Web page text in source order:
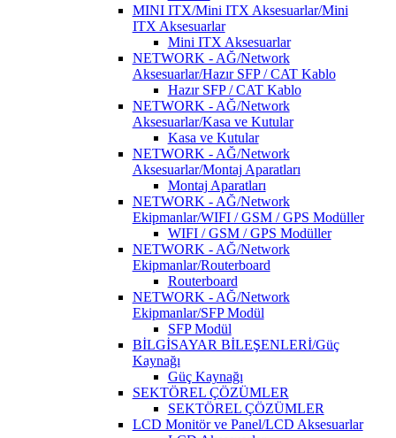
MINI ITX/Mini ITX Aksesuarlar/Mini
ITX Aksesuarlar
Mini ITX Aksesuarlar
NETWORK - AĞ/Network
Aksesuarlar/Hazır SFP / CAT Kablo
Hazır SFP / CAT Kablo
NETWORK - AĞ/Network
Aksesuarlar/Kasa ve Kutular
Kasa ve Kutular
NETWORK - AĞ/Network
Aksesuarlar/Montaj Aparatları
Montaj Aparatları
NETWORK - AĞ/Network
Ekipmanlar/WIFI / GSM / GPS Modüller
WIFI / GSM / GPS Modüller
NETWORK - AĞ/Network
Ekipmanlar/Routerboard
Routerboard
NETWORK - AĞ/Network
Ekipmanlar/SFP Modül
SFP Modül
BİLGİSAYAR BİLEŞENLERİ/Güç
Kaynağı
Güç Kaynağı
SEKTÖREL ÇÖZÜMLER
SEKTÖREL ÇÖZÜMLER
LCD Monitör ve Panel/LCD Aksesuarlar